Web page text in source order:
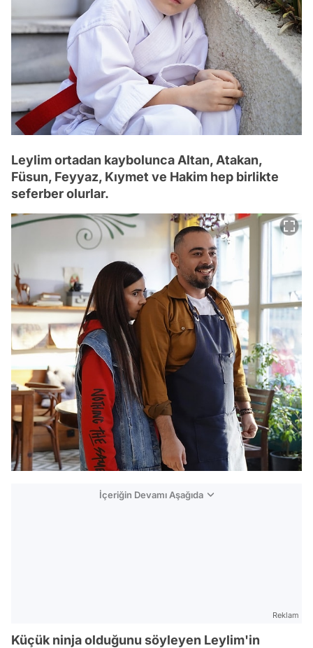
Leylim ortadan kaybolunca Altan, Atakan,
Füsun, Feyyaz, Kıymet ve Hakim hep birlikte
seferber olurlar.
İçeriğin Devamı Aşağıda
Reklam
Küçük ninja olduğunu söyleyen Leylim'in